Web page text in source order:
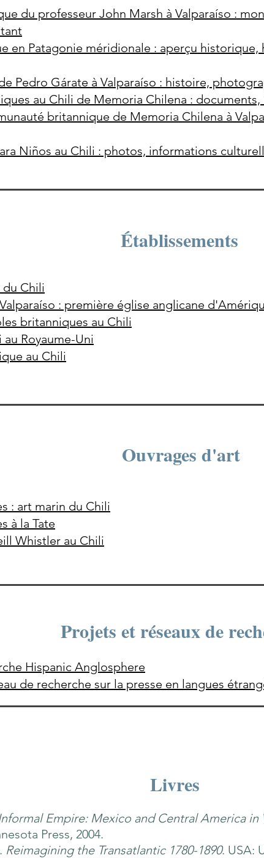
du professeur John Marsh à Valparaíso :
en Patagonie méridionale : aperçu
Pedro Gárate à Valparaíso : histoire,
au Chili de Memoria Chilena :
britannique de Memoria Chilena à
Niños au Chili : photos, informations
Établissements
Chili
: première église anglicane
britanniques au Chili
Royaume-Uni
au Chili
Ouvrages d'art
: art marin du Chili
à la Tate
Whistler au Chili
Projets et réseaux de
Hispanic Anglosphere
de recherche sur la presse en langues
Empire: Mexico and Central America in
Press, 2004.
Reimagining the Transatlantic 1780-1890. USA:
Livres